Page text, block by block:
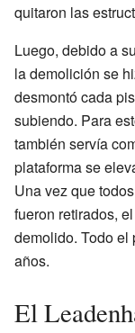
quitaron las
Luego, debido a
la demolición se
desmontó cada
subiendo. Para
también servía
plataforma se
Una vez que
fueron retirados,
demolido. Todo el
años.
El